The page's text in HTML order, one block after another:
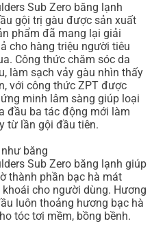
Sub Zero băng lạnh
gội trị gàu được sản xuất
phẩm đã mang lại giải
cho hàng triệu người tiêu
Công thức chăm sóc da
làm sạch vảy gàu nhìn thấy
với công thức ZPT được
minh lâm sàng giúp loại
đầu ba tác động mới làm
từ lần gội đầu tiên.
băng
Sub Zero băng lạnh giúp
thành phần bạc hà mát
cho người dùng. Hương
luôn thoảng hương bạc hà
tóc tơi mềm, bồng bềnh.